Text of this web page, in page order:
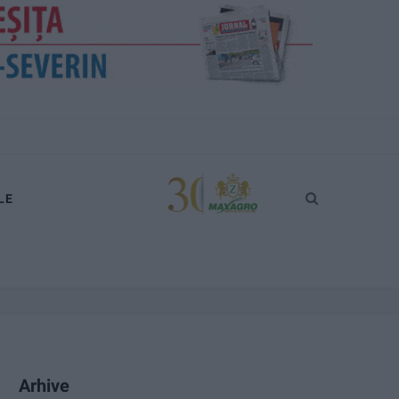
Arhive